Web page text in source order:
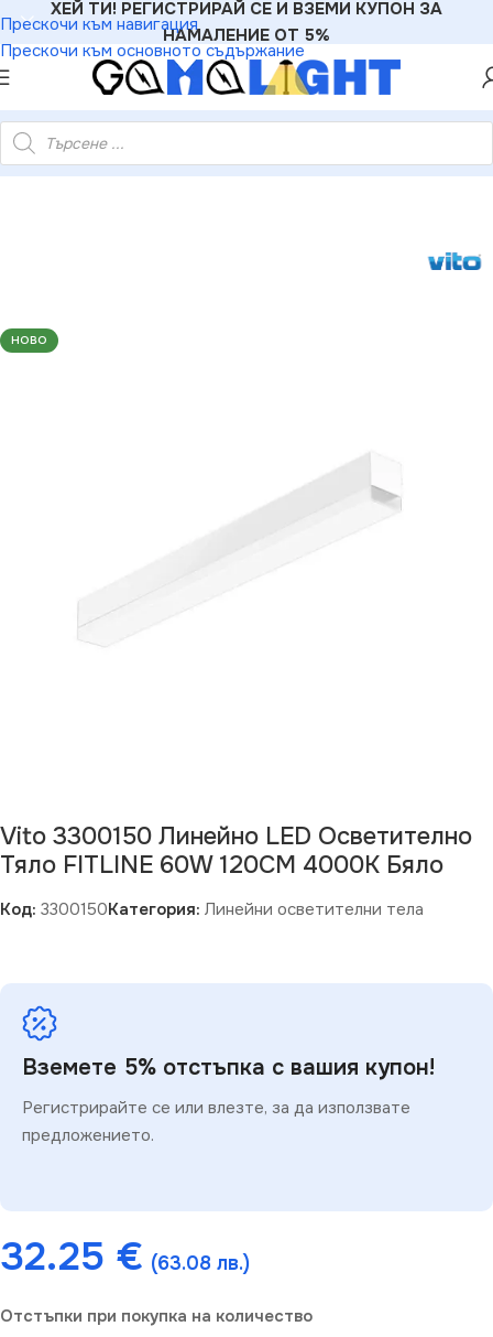
Прескочи към навигация
Прескочи към основното съдържание
ХЕЙ ТИ! РЕГИСТРИРАЙ СЕ И ВЗЕМИ КУПОН ЗА
НАМАЛЕНИЕ ОТ 5%
LED Осветително Тяло FITLINE 60W 120CM 4000K Бяло
НОВО
Vito 3300150 Линейно LED Осветително
Тяло FITLINE 60W 120CM 4000K Бяло
Код: 3300150Категория: Линейни осветителни тела
Вземете 5% отстъпка с вашия купон!
Регистрирайте се или влезте, за да използвате
предложението.
32.25 € (63.08 лв.)
Отстъпки при покупка на количество